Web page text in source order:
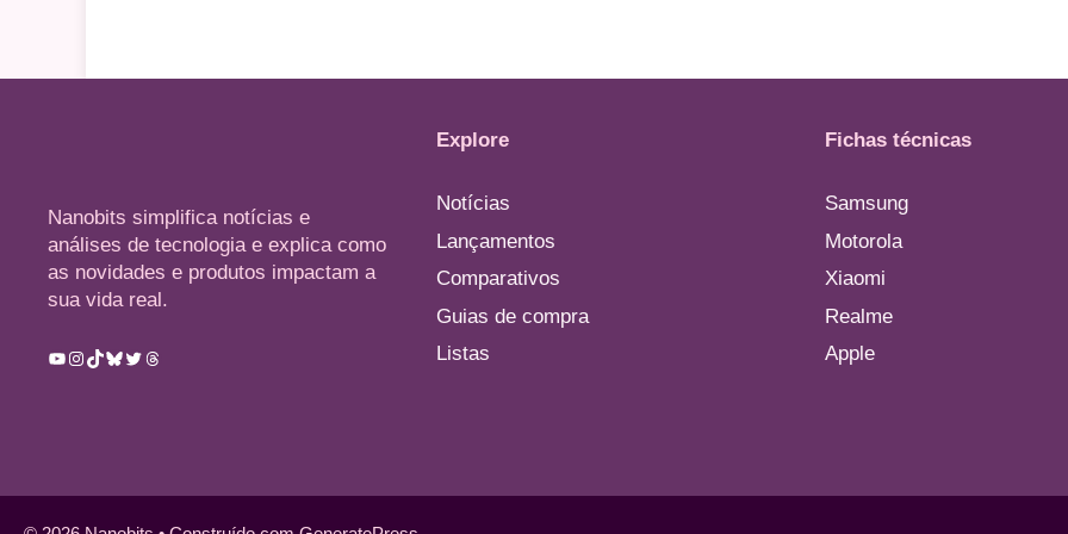
Nanobits simplifica notícias e
análises de tecnologia e explica como
as novidades e produtos impactam a
sua vida real.
Youtube
Instagram
TikTok
Bluesky
TwitterThreads
Explore
Notícias
Lançamentos
Comparativos
Guias de compra
Listas
Fichas técnicas
Samsung
Motorola
Xiaomi
Realme
Apple